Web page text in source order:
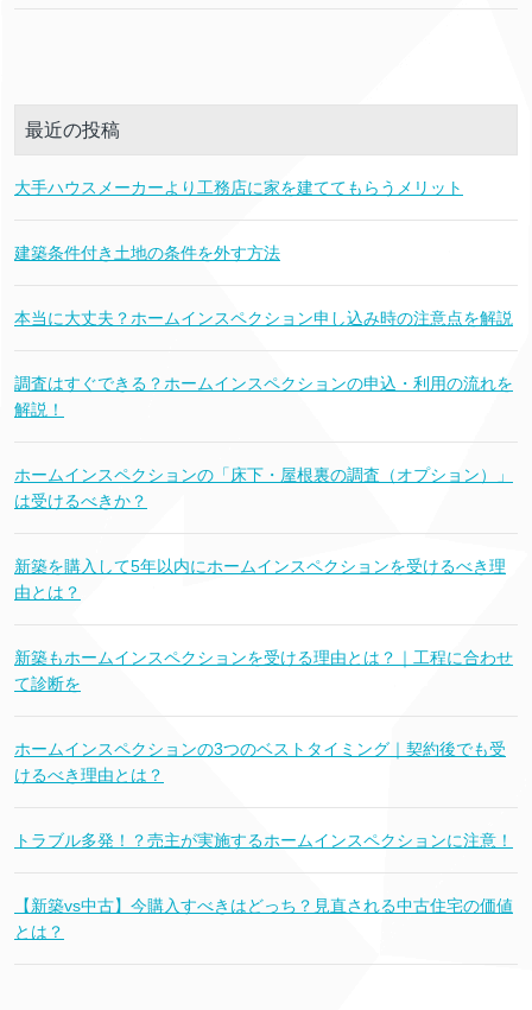
最近の投稿
大手ハウスメーカーより工務店に家を建ててもらうメリット
建築条件付き土地の条件を外す方法
本当に大丈夫？ホームインスペクション申し込み時の注意点を解説
調査はすぐできる？ホームインスペクションの申込・利用の流れを
解説！
ホームインスペクションの「床下・屋根裏の調査（オプション）」
は受けるべきか？
新築を購入して5年以内にホームインスペクションを受けるべき理
由とは？
新築もホームインスペクションを受ける理由とは？｜工程に合わせ
て診断を
ホームインスペクションの3つのベストタイミング｜契約後でも受
けるべき理由とは？
トラブル多発！？売主が実施するホームインスペクションに注意！
【新築vs中古】今購入すべきはどっち？見直される中古住宅の価値
とは？